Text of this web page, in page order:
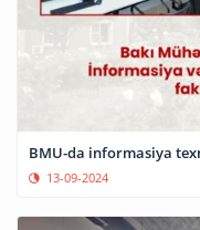
BMU-da informasiya
13-09-2024